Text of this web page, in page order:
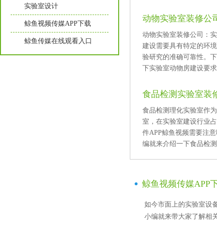
实验室设计
鲸鱼视频传媒APP下载
鲸鱼传媒在线观看入口
动物实验室装修公司
动物实验室装修公司
建设需要具有特定的环
验研究的准确可靠性
下实验室动物房建设要
食品检测实验室装
食品检测理化实验室作
室，在实验室建设行业占
件APP鲸鱼视频需要注意
编就来介绍一下食品检
鲸鱼视频传媒APP
如今市面上的实验室设
小编就来带大家了解相关